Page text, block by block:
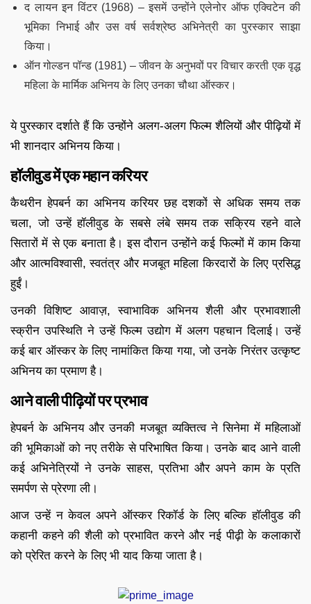
द लायन इन विंटर (1968) – इसमें उन्होंने एलेनोर ऑफ एक्विटेन की
भूमिका निभाई और उस वर्ष सर्वश्रेष्ठ अभिनेत्री का पुरस्कार साझा
किया।
ऑन गोल्डन पॉन्ड (1981) – जीवन के अनुभवों पर विचार करती एक वृद्ध
महिला के मार्मिक अभिनय के लिए उनका चौथा ऑस्कर।
ये पुरस्कार दर्शाते हैं कि उन्होंने अलग-अलग फिल्म शैलियों और पीढ़ियों में
भी शानदार अभिनय किया।
हॉलीवुड में एक महान करियर
कैथरीन हेपबर्न का अभिनय करियर छह दशकों से अधिक समय तक
चला, जो उन्हें हॉलीवुड के सबसे लंबे समय तक सक्रिय रहने वाले
सितारों में से एक बनाता है। इस दौरान उन्होंने कई फिल्मों में काम किया
और आत्मविश्वासी, स्वतंत्र और मजबूत महिला किरदारों के लिए प्रसिद्ध
हुईं।
उनकी विशिष्ट आवाज़, स्वाभाविक अभिनय शैली और प्रभावशाली
स्क्रीन उपस्थिति ने उन्हें फिल्म उद्योग में अलग पहचान दिलाई। उन्हें
कई बार ऑस्कर के लिए नामांकित किया गया, जो उनके निरंतर उत्कृष्ट
अभिनय का प्रमाण है।
आने वाली पीढ़ियों पर प्रभाव
हेपबर्न के अभिनय और उनकी मजबूत व्यक्तित्व ने सिनेमा में महिलाओं
की भूमिकाओं को नए तरीके से परिभाषित किया। उनके बाद आने वाली
कई अभिनेत्रियों ने उनके साहस, प्रतिभा और अपने काम के प्रति
समर्पण से प्रेरणा ली।
आज उन्हें न केवल अपने ऑस्कर रिकॉर्ड के लिए बल्कि हॉलीवुड की
कहानी कहने की शैली को प्रभावित करने और नई पीढ़ी के कलाकारों
को प्रेरित करने के लिए भी याद किया जाता है।